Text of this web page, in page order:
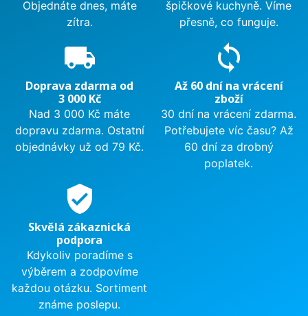
Objednáte dnes, máte
zítra.
špičkové kuchyně. Víme
přesně, co funguje.
local_shipping
Doprava zdarma od
3 000 Kč
Nad 3 000 Kč máte
dopravu zdarma. Ostatní
objednávky už od 79 Kč.
sync
Až 60 dní na vrácení
zboží
30 dní na vrácení zdarma.
Potřebujete víc času? Až
60 dní za drobný
poplatek.
verified_user
Skvělá zákaznická
podpora
Kdykoliv poradíme s
výběrem a zodpovíme
každou otázku. Sortiment
známe poslepu.